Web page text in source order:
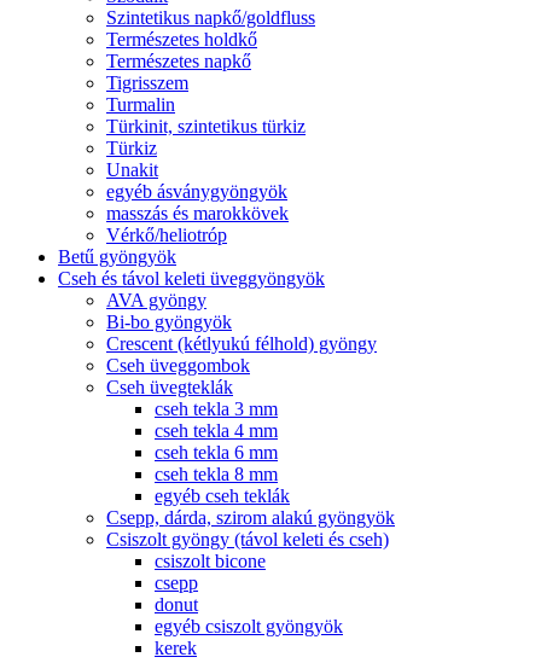
Szintetikus napkő/goldfluss
Természetes holdkő
Természetes napkő
Tigrisszem
Turmalin
Türkinit, szintetikus türkiz
Türkiz
Unakit
egyéb ásványgyöngyök
masszás és marokkövek
Vérkő/heliotróp
Betű gyöngyök
Cseh és távol keleti üveggyöngyök
AVA gyöngy
Bi-bo gyöngyök
Crescent (kétlyukú félhold) gyöngy
Cseh üveggombok
Cseh üvegteklák
cseh tekla 3 mm
cseh tekla 4 mm
cseh tekla 6 mm
cseh tekla 8 mm
egyéb cseh teklák
Csepp, dárda, szirom alakú gyöngyök
Csiszolt gyöngy (távol keleti és cseh)
csiszolt bicone
csepp
donut
egyéb csiszolt gyöngyök
kerek